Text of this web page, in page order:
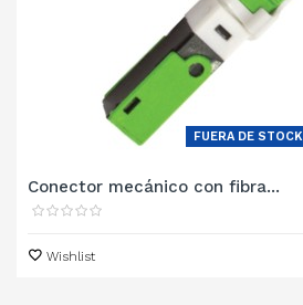
FUERA DE STOCK
Conector mecánico con fibra...
Wishlist